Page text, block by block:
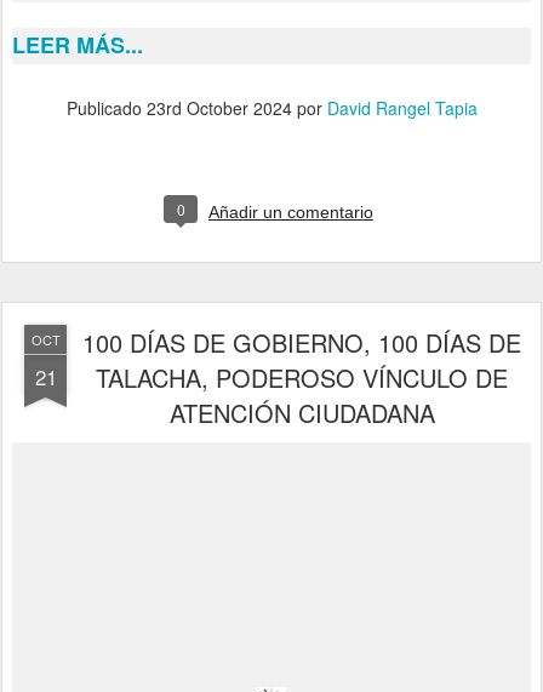
LEER MÁS...
Publicado 23rd October 2024por David Rangel Tapia
0 Añadir un comentario
OCT
21
100 DÍAS DE GOBIERNO, 100 DÍAS DE
TALACHA, PODEROSO VÍNCULO DE
ATENCIÓN CIUDADANA